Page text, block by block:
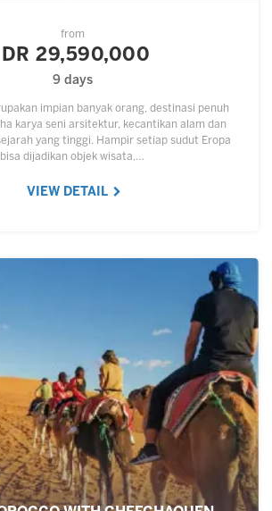
from
IDR 29,590,000
9 days
impian banyak orang, destinasi penuh
karya seni arsitektur, kecantikan alam dan
yang tinggi. Hampir setiap sudut Eropa
bisa dijadikan objek wisata,…
VIEW DETAIL